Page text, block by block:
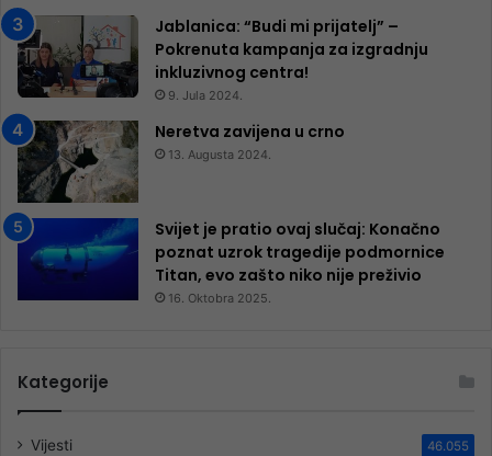
Jablanica: “Budi mi prijatelj” –
Pokrenuta kampanja za izgradnju
inkluzivnog centra!
9. Jula 2024.
Neretva zavijena u crno
13. Augusta 2024.
Svijet je pratio ovaj slučaj: Konačno
poznat uzrok tragedije podmornice
Titan, evo zašto niko nije preživio
16. Oktobra 2025.
Kategorije
Vijesti 46.055